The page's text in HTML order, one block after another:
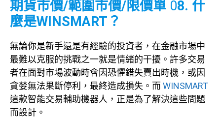
期貨市價/範圍市價/限價單 08. 什
麼是WINSMART？
無論你是新手還是有經驗的投資者，在金融市場中
最難以克服的挑戰之一就是情緒的干擾。許多交易
者在面對市場波動時會因恐懼錯失賣出時機，或因
貪婪無法果斷停利，最終造成損失。而 WINSMART
這款智能交易輔助機器人，正是為了解決這些問題
而設計。